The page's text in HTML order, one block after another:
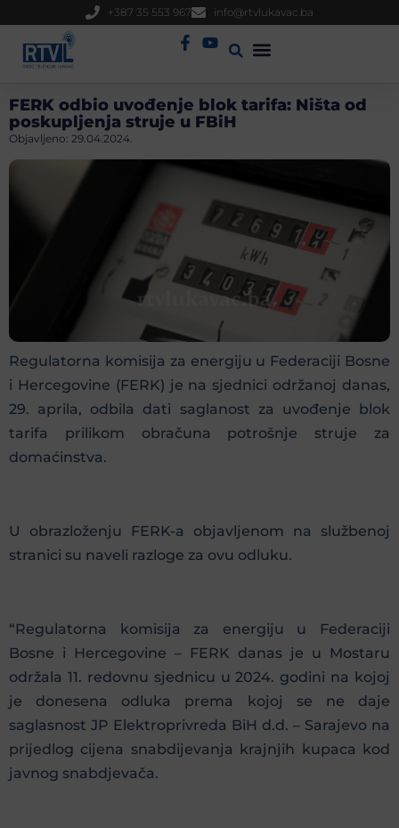
+387 35 553 967 info@rtvlukavac.ba
FERK odbio uvođenje blok tarifa: Ništa od
poskupljenja struje u FBiH
Objavljeno: 29.04.2024.
Regulatorna komisija za energiju u Federaciji Bosne
i Hercegovine (FERK) je na sjednici održanoj danas,
29. aprila, odbila dati saglanost za uvođenje blok
tarifa prilikom obračuna potrošnje struje za
domaćinstva.
U obrazloženju FERK-a objavljenom na službenoj
stranici su naveli razloge za ovu odluku.
“Regulatorna komisija za energiju u Federaciji
Bosne i Hercegovine – FERK danas je u Mostaru
održala 11. redovnu sjednicu u 2024. godini na kojoj
je donesena odluka prema kojoj se ne daje
saglasnost JP Elektroprivreda BiH d.d. – Sarajevo na
prijedlog cijena snabdijevanja krajnjih kupaca kod
javnog snabdjevača.